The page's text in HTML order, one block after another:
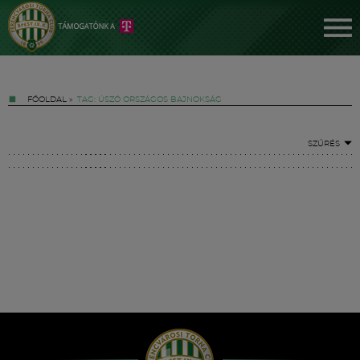
FŐOLDAL » TAG: ÚSZÓ ORSZÁGOS BAJNOKSÁG
SZŰRÉS
Hírek